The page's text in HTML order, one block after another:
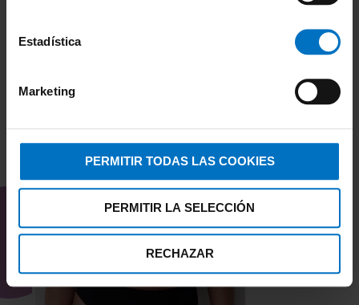
Estadística
Marketing
PERMITIR TODAS LAS COOKIES
PERMITIR LA SELECCIÓN
RECHAZAR
TAMBIÉN TE PUEDE
INTERESAR